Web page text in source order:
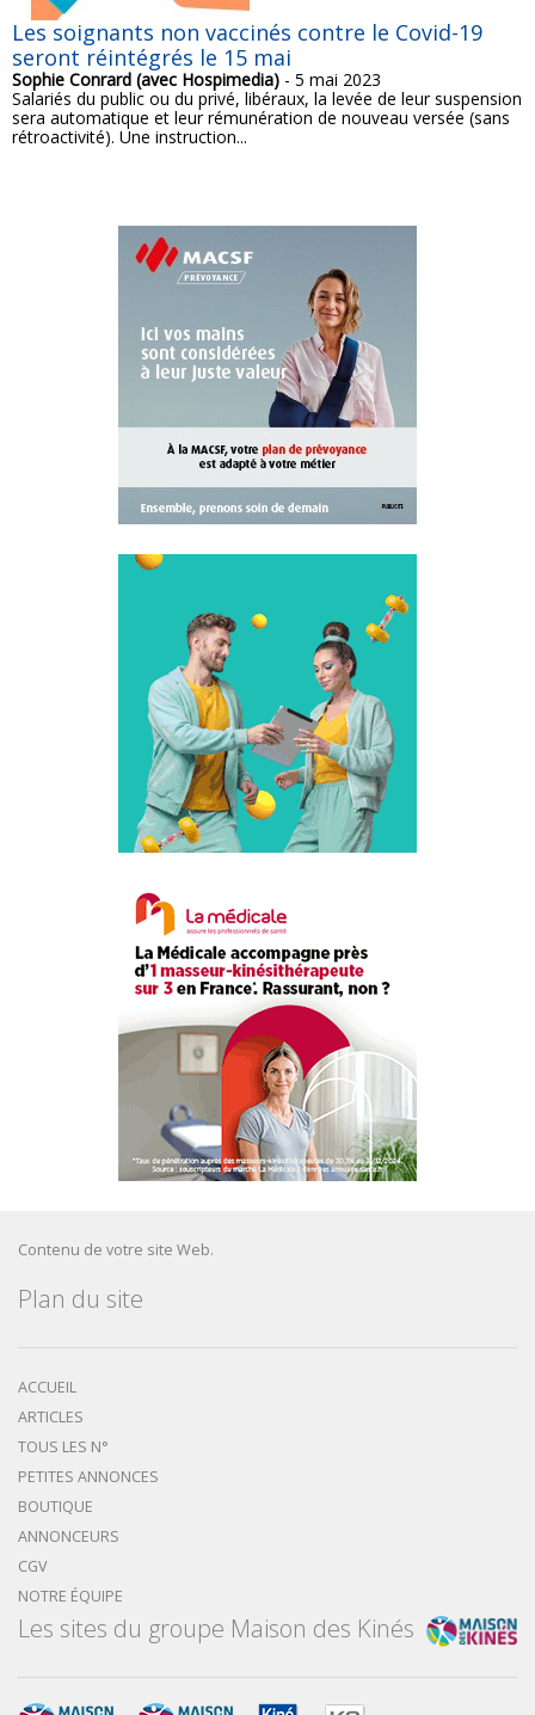
Les soignants non vaccinés contre le Covid-19
seront réintégrés le 15 mai
Sophie Conrard (avec Hospimedia) - 5 mai 2023
Salariés du public ou du privé, libéraux, la levée de leur suspension
sera automatique et leur rémunération de nouveau versée (sans
rétroactivité). Une instruction...
Contenu de votre site Web.
Plan du site
ACCUEIL
ARTICLES
TOUS LES N°
PETITES ANNONCES
BOUTIQUE
ANNONCEURS
CGV
NOTRE ÉQUIPE
Les sites du groupe Maison des Kinés